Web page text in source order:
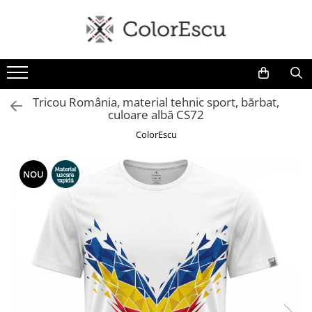
Toate produsele
Tricouri
Tricouri bărbați
Tricouri damă
Tricouri sport tehnice
Bluze si hanorace
Bluze si hanorace bărbați
Bluze si hanorace damă
Bluze de trening | Bluze tehnice
Pantaloni
Tricou România, material tehnic sport, bărbat,
culoare albă CS72
ColorEscu
NOU